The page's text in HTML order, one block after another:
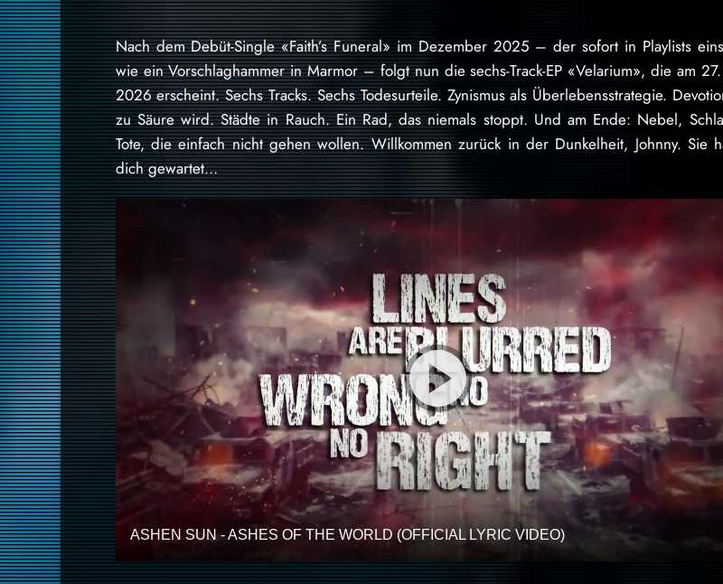
Nach dem Debüt-Single «Faith’s Funeral» im Dezember 2025 – der sofort in Playlists
wie ein Vorschlaghammer in Marmor – folgt nun die sechs-Track-EP «Velarium», die am
2026 erscheint. Sechs Tracks. Sechs Todesurteile. Zynismus als Überlebensstrategie.
zu Säure wird. Städte in Rauch. Ein Rad, das niemals stoppt. Und am Ende: Nebel,
Tote, die einfach nicht gehen wollen. Willkommen zurück in der Dunkelheit, Johnny. Sie
dich gewartet…
ASHEN SUN - ASHES OF THE WORLD (OFFICIAL LYRIC VIDEO)